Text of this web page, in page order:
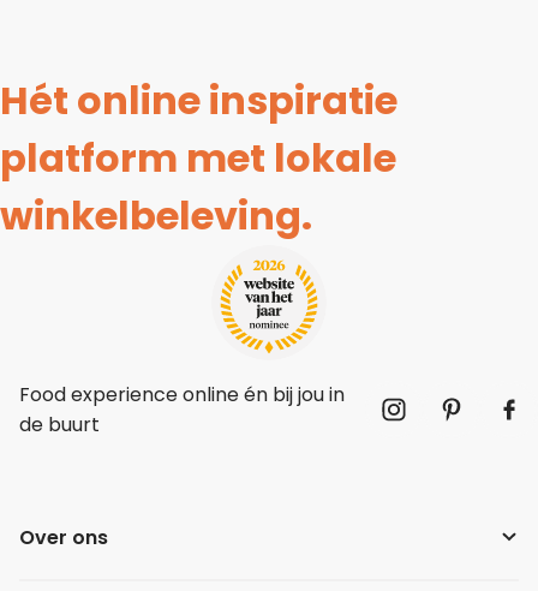
Hét online inspiratie
platform met lokale
winkelbeleving.
Food experience online én bij jou in
de buurt
Over ons